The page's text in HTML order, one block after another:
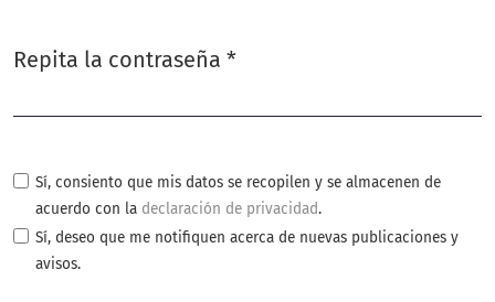
Repita la contraseña *
Sí, consiento que mis datos se recopilen y se almacenen de
acuerdo con la declaración de privacidad.
Sí, deseo que me notifiquen acerca de nuevas publicaciones y
avisos.